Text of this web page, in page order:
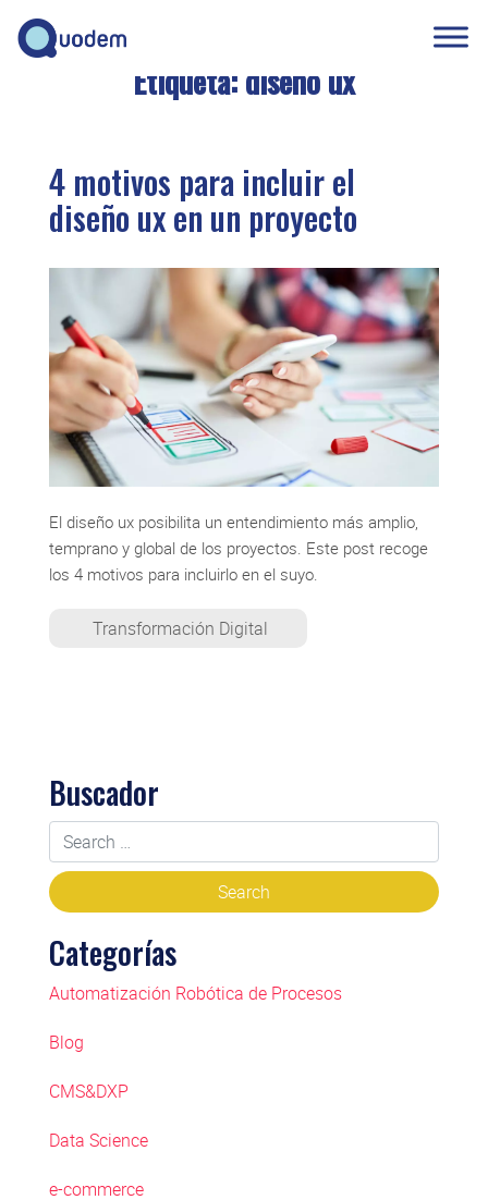
Etiqueta:diseño ux
4 motivos para incluir el
diseño ux en un proyecto
El diseño ux posibilita un entendimiento más amplio,
temprano y global de los proyectos. Este post recoge
los 4 motivos para incluirlo en el suyo.
Transformación Digital
Buscador
Categorías
Automatización Robótica de Procesos
Blog
CMS&DXP
Data Science
e-commerce